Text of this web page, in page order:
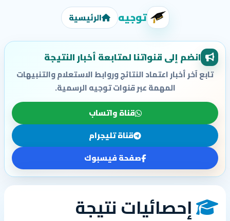
توجيه الرئيسية
انضم إلى قنواتنا لمتابعة أخبار النتيجة
تابع آخر أخبار اعتماد النتائج وروابط الاستعلام والتنبيهات
المهمة عبر قنوات توجيه الرسمية.
قناة واتساب
قناة تليجرام
صفحة فيسبوك
إحصائيات نتيجة